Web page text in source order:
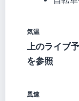
気温
上のライブ
を参照
風速